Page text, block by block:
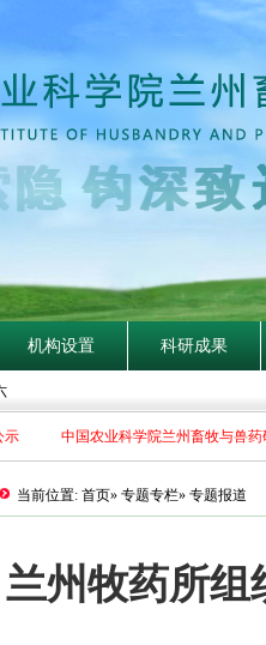
隐 钩深致
机构设置 科研成果
中国农业科学院兰州畜牧与兽药
当前位置: 首页» 专题专栏» 专题报道
兰州牧药所组